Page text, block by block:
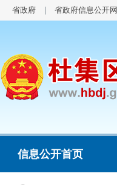
省政府 省政府信息公开网
信息公开首页